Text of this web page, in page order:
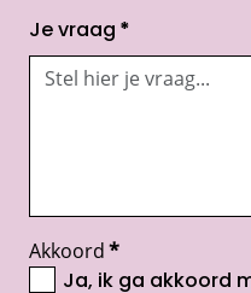
Je vraag *
Akkoord*
Ja, ik ga akkoord